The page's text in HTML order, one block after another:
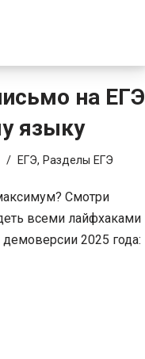
на ЕГЭ
языку
ЕГЭ, Разделы ЕГЭ
Смотри
всеми лайфхаками
2025 года: